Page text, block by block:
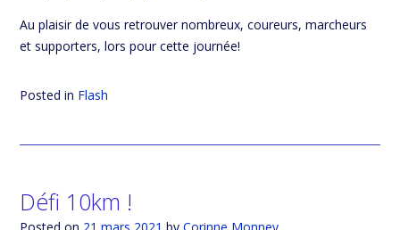
Au plaisir de vous retrouver nombreux, coureurs, marcheurs
et supporters, lors pour cette journée!
Posted in Flash
Défi 10km !